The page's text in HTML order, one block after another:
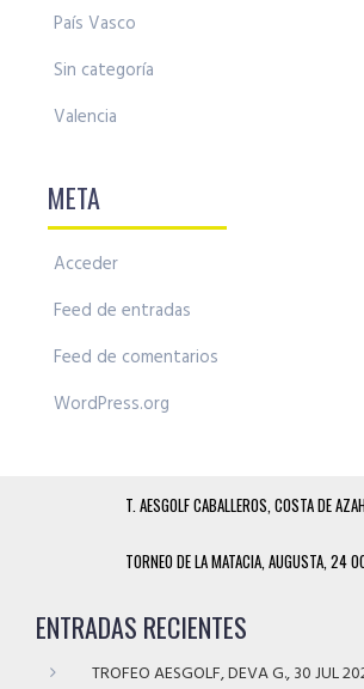
País Vasco
Sin categoría
Valencia
META
Acceder
Feed de entradas
Feed de comentarios
WordPress.org
T. AESGOLF CABALLEROS, COSTA DE
TORNEO DE LA MATACIA, AUGUSTA, 24
ENTRADAS RECIENTES
TROFEO AESGOLF, DEVA G., 30 JUL